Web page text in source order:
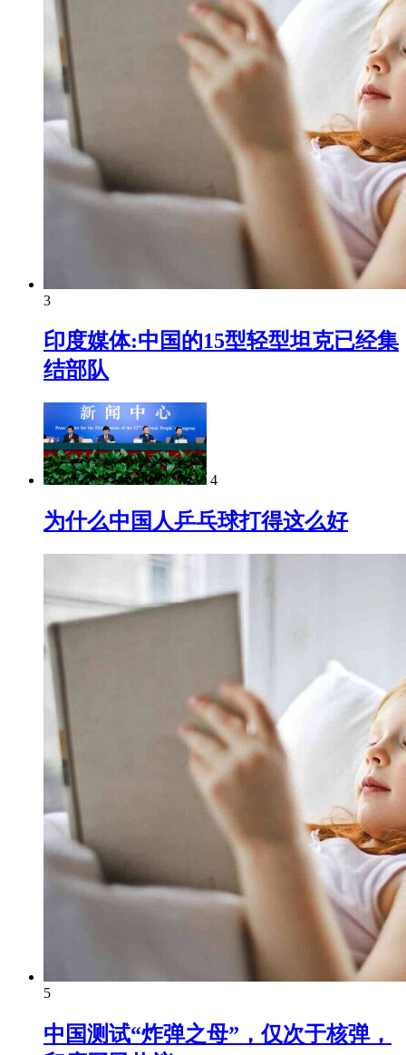
3
印度媒体:中国的15型轻型坦克已经集
结部队
4
为什么中国人乒乓球打得这么好
5
中国测试“炸弹之母”，仅次于核弹，